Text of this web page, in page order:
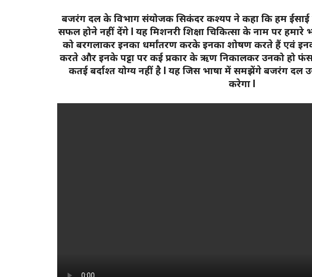
बजरंग दल के विभाग संयोजक सिकंदर कश्यप ने कहा कि हम ईसाई
सफल होने नहीं देंगे l यह मिशनरी शिक्षा चिकित्सा के नाम पर
को बरगलाकर इनका धर्मांतरण करके इनका शोषण करते हैं एवं
करते और इनके पट्टा पर कई प्रकार के ऋण निकालकर उनको हो
कतई बर्दाश्त योग्य नहीं है l यह जिस भाषा में समझेंगे बजरंग दल
करेगा l